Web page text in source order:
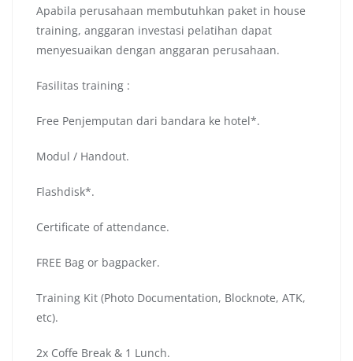
Apabila perusahaan membutuhkan paket in house
training, anggaran investasi pelatihan dapat
menyesuaikan dengan anggaran perusahaan.
Fasilitas training :
Free Penjemputan dari bandara ke hotel*.
Modul / Handout.
Flashdisk*.
Certificate of attendance.
FREE Bag or bagpacker.
Training Kit (Photo Documentation, Blocknote, ATK,
etc).
2x Coffe Break & 1 Lunch.